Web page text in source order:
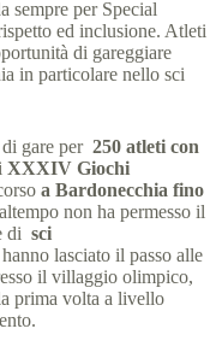
sempre per Special
ed inclusione. Atleti
di gareggiare
in particolare nello sci
gare per 250 atleti con
XXXIV Giochi
a Bardonecchia fino
non ha permesso il
di sci
lasciato il passo alle
il villaggio olimpico,
prima volta a livello